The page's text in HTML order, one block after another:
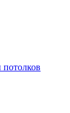
потолков